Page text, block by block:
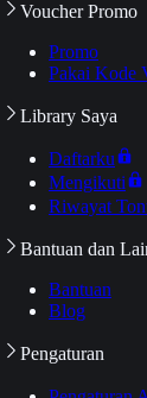
Voucher Promo
Promo
Pakai Kode
Library Saya
Daftarku
Mengikuti
Riwayat
Bantuan dan
Bantuan
Blog
Pengaturan